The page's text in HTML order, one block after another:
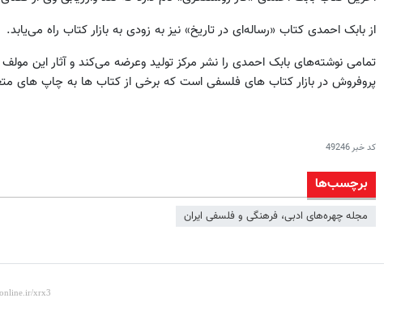
از بابک احمدی کتاب «رساله‌ای در تاریخ» نیز به زودی به بازار کتاب راه می‌یابد.
تمامی نوشته‌های بابک احمدی را نشر مرکز تولید وعرضه می‌کند و آثار این
پروفروش در بازار کتاب های فلسفی است که برخی از کتاب ها به چاپ های
کد خبر49246
برچسب‌ها
مجله چهره‌های ادبی، فرهنگی و فلسفی ایران